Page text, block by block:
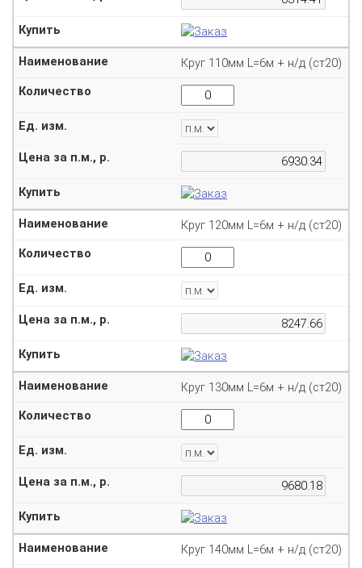
Круг 110мм L=6м + н/д (ст20)
Круг 120мм L=6м + н/д (ст20)
Круг 130мм L=6м + н/д (ст20)
Круг 140мм L=6м + н/д (ст20)